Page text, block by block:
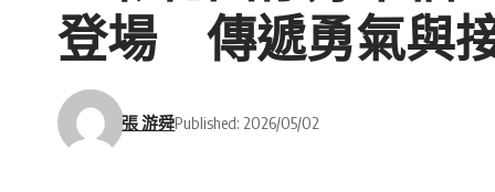
登場 傳遞勇氣與
張 游舜Published: 2026/05/02